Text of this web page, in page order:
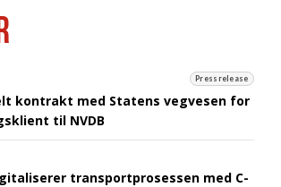
Pressrelease
kontrakt med Statens vegvesen for
til NVDB
transportprosessen med C-